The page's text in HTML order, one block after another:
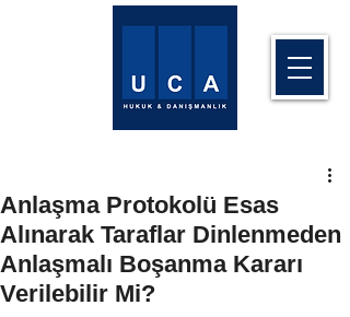
Anlaşma Protokolü Esas
Alınarak Taraflar Dinlenmeden
Anlaşmalı Boşanma Kararı
Verilebilir Mi?